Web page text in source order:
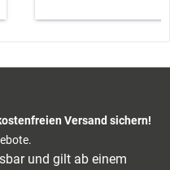
Versand sichern!
und gilt ab einem